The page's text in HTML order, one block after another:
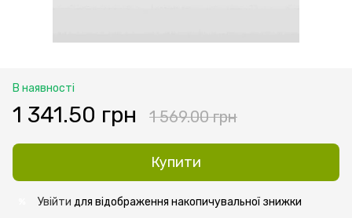
В наявності
1 341.50 грн 1 569.00 грн
Купити
Увійти для відображення накопичувальної знижки